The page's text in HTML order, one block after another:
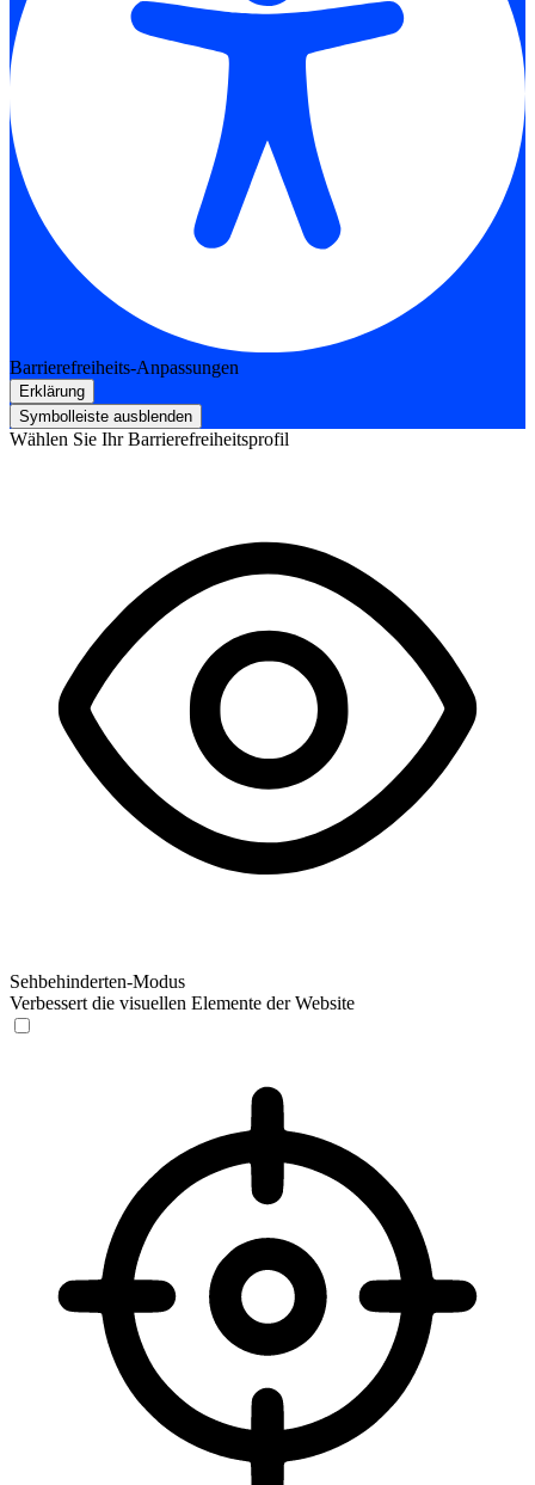
Barrierefreiheits-Anpassungen
Erklärung
Symbolleiste ausblenden
Wählen Sie Ihr Barrierefreiheitsprofil
Sehbehinderten-Modus
Verbessert die visuellen Elemente der Website